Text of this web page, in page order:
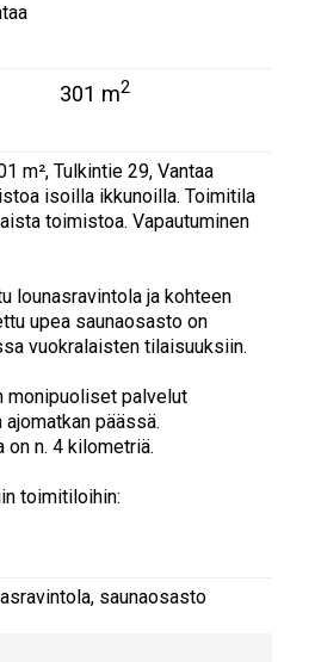
301 m2
m², Tulkintie 29, Vantaa
isoilla ikkunoilla. Toimitila
toimistoa. Vapautuminen
lounasravintola ja kohteen
upea saunaosasto on
vuokralaisten tilaisuuksiin.
monipuoliset palvelut
päässä.
on n. 4 kilometriä.
toimitiloihin:
saunaosasto